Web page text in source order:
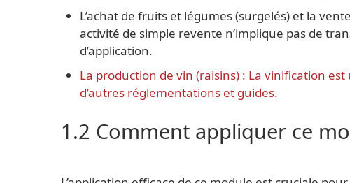
L’achat de fruits et légumes (surgelés) et la
activité de simple revente n’implique pas de
d’application.
La production de vin (raisins) : La vinification
d’autres réglementations et guides.
1.2 Comment appliquer ce